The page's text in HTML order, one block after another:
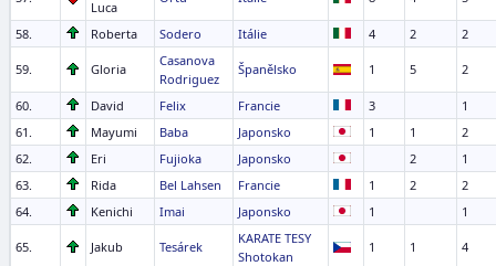
Luca
58. Roberta Sodero Itálie 4 2 2
59. Gloria
Casanova
Rodriguez
Španělsko 1 5 2
60. David Felix Francie 3
1
61.
Mayumi Baba Japonsko 1 1
2
62.
Eri Fujioka Japonsko 2
1
63.
Rida Bel Lahsen Francie 1 2
2
64.
Kenichi Imai Japonsko 1 1
65. Jakub Tesárek
KARATE TESY
Shotokan
1 1 4